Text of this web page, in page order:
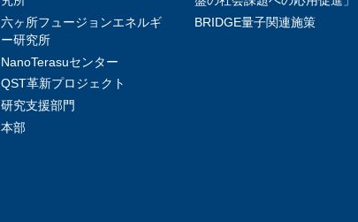
六ヶ所フュージョンエネルギ
ー研究所
NanoTerasuセンター
QST革新プロジェクト
研究支援部門
本部
BRIDGE量子関連施策